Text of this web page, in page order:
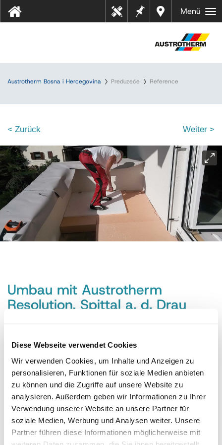
Diese Webseite verwendet Cookies
Wir verwenden Cookies, um Inhalte und Anzeigen zu
personalisieren, Funktionen für soziale Medien anbieten
zu können und die Zugriffe auf unsere Website zu
analysieren. Außerdem geben wir Informationen zu Ihrer
Verwendung unserer Website an unsere Partner für
soziale Medien, Werbung und Analysen weiter. Unsere
Partner führen diese Informationen möglicherweise mit
Dealer
s near
Bilješk
Tehn
ički
Menü
Austrotherm Bosna i Hercegovina Preduzeće Reference
< Zurück Weiter >
Umbau mit Austrotherm
Resolution, Spittal a. d. Drau
Bauzeit: 2014
AustrothermResolution Flachdach
AustrothermEPS Gefälledach